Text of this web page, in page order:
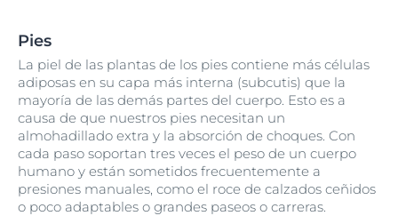
Pies
La piel de las plantas de los pies contiene más células
adiposas en su capa más interna (subcutis) que la
mayoría de las demás partes del cuerpo. Esto es a
causa de que nuestros pies necesitan un
almohadillado extra y la absorción de choques. Con
cada paso soportan tres veces el peso de un cuerpo
humano y están sometidos frecuentemente a
presiones manuales, como el roce de calzados ceñidos
o poco adaptables o grandes paseos o carreras.